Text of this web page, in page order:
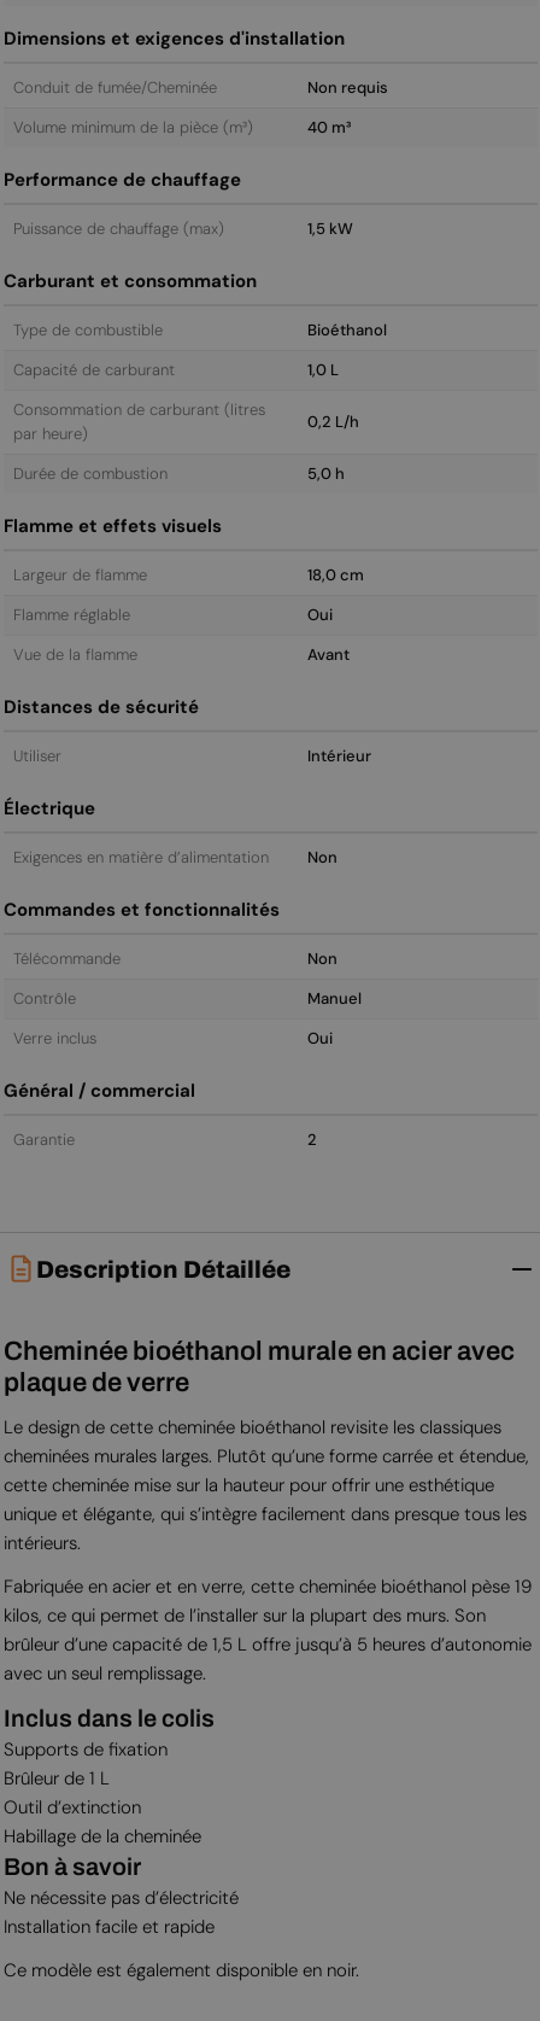
Dimensions et exigences d'installation
Conduit de fumée/Cheminée
Non requis
Volume minimum de la pièce (m³)
40 m³
Performance de chauffage
Puissance de chauffage (max) 1,5 kW
Carburant et consommation
Type de combustible
Bioéthanol
Capacité de carburant
1,0 L
Consommation de carburant (litres
par heure)
0,2 L/h
Durée de combustion 5,0 h
Flamme et effets visuels
Largeur de flamme
18,0 cm
Flamme réglable
Oui
Vue de la flamme
Avant
Distances de sécurité
Utiliser Intérieur
Électrique
Exigences en matière d’alimentation Non
Commandes et fonctionnalités
Télécommande
Non
Contrôle
Manuel
Verre inclus
Oui
Général / commercial
Garantie 2
Description Détaillée
Cheminée bioéthanol murale en acier avec
plaque de verre
Le design de cette cheminée bioéthanol revisite les classiques
cheminées murales larges. Plutôt qu’une forme carrée et étendue,
cette cheminée mise sur la hauteur pour offrir une esthétique
unique et élégante, qui s’intègre facilement dans presque tous les
intérieurs.
Fabriquée en acier et en verre, cette cheminée bioéthanol pèse 19
kilos, ce qui permet de l’installer sur la plupart des murs. Son
brûleur d’une capacité de 1,5 L offre jusqu’à 5 heures d’autonomie
avec un seul remplissage.
Inclus dans le colis
Supports de fixation
Brûleur de 1 L
Outil d’extinction
Habillage de la cheminée
Bon à savoir
Ne nécessite pas d’électricité
Installation facile et rapide
Ce modèle est également disponible en noir.